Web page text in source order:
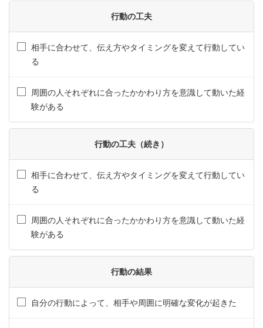
行動の工夫
相手に合わせて、伝え方やタイミングを変えて行動してい
る
周囲の人それぞれに合ったかかわり方を意識して動いた経
験がある
行動の工夫（続き）
相手に合わせて、伝え方やタイミングを変えて行動してい
る
周囲の人それぞれに合ったかかわり方を意識して動いた経
験がある
行動の結果
自分の行動によって、相手や周囲に明確な変化が起きた